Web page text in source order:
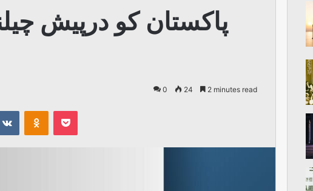
پاکستان کو درپیش
0 24 2 minutes read
VKontakteOdnoklassniki
Pocket